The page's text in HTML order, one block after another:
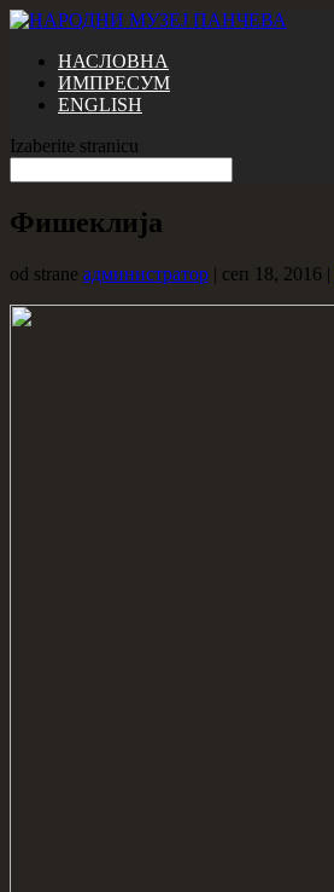
НАСЛОВНА
ИМПРЕСУМ
ENGLISH
Izaberite stranicu
Фишеклија
od strane администратор | сеп 18, 2016 |